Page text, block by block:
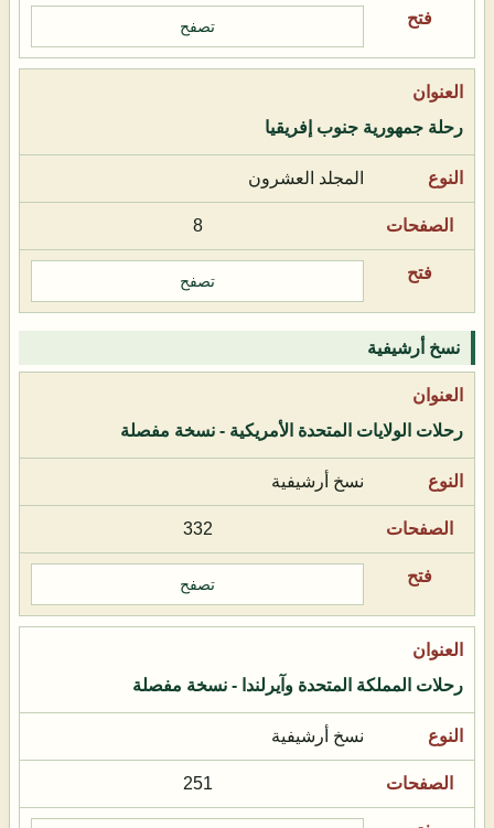
تصفح
رحلة جمهورية جنوب إفريقيا
المجلد العشرون
8
تصفح
نسخ أرشيفية
رحلات الولايات المتحدة الأمريكية - نسخة مفصلة
نسخ أرشيفية
332
تصفح
رحلات المملكة المتحدة وآيرلندا - نسخة مفصلة
نسخ أرشيفية
251